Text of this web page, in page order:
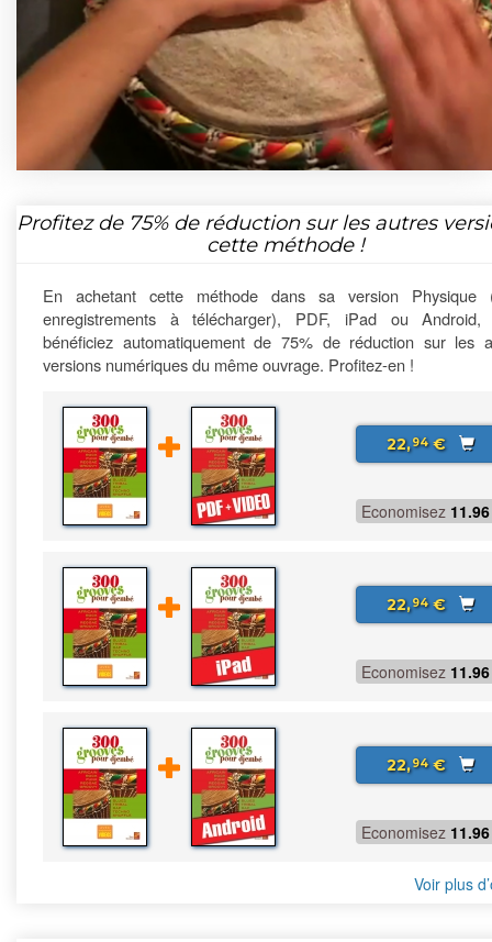
Profitez de 75%de réduction sur les autres
cette méthode !
En achetant cette méthode dans sa version Physique
enregistrements à télécharger), PDF, iPad ou Android,
bénéficiez automatiquement de 75% de réduction sur les
versions numériques du même ouvrage. Profitez-en !
22,94€
Economisez 11.96
22,94€
Economisez 11.96
22,94€
Economisez 11.96
Voir plus